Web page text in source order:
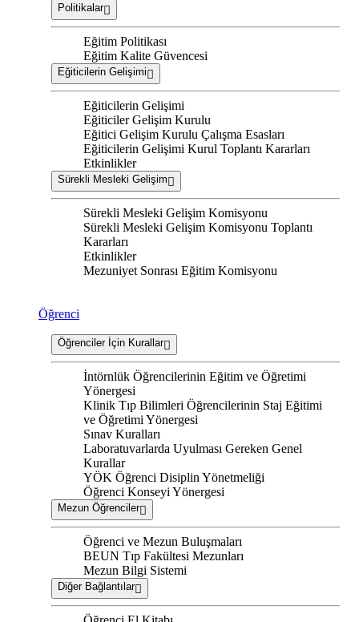
Politikalar
Eğitim Politikası
Eğitim Kalite Güvencesi
Eğiticilerin Gelişimi
Eğiticilerin Gelişimi
Eğiticiler Gelişim Kurulu
Eğitici Gelişim Kurulu Çalışma Esasları
Eğiticilerin Gelişimi Kurul Toplantı Kararları
Etkinlikler
Sürekli Mesleki Gelişim
Sürekli Mesleki Gelişim Komisyonu
Sürekli Mesleki Gelişim Komisyonu Toplantı
Kararları
Etkinlikler
Mezuniyet Sonrası Eğitim Komisyonu
Öğrenci
Öğrenciler İçin Kurallar
İntörnlük Öğrencilerinin Eğitim ve Öğretimi
Yönergesi
Klinik Tıp Bilimleri Öğrencilerinin Staj Eğitimi
ve Öğretimi Yönergesi
Sınav Kuralları
Laboratuvarlarda Uyulması Gereken Genel
Kurallar
YÖK Öğrenci Disiplin Yönetmeliği
Öğrenci Konseyi Yönergesi
Mezun Öğrenciler
Öğrenci ve Mezun Buluşmaları
BEUN Tıp Fakültesi Mezunları
Mezun Bilgi Sistemi
Diğer Bağlantılar